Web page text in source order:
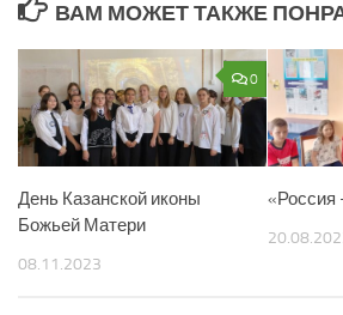
ВАМ МОЖЕТ ТАКЖЕ
0
День Казанской иконы
Божьей Матери
08.11.2023
«Россия